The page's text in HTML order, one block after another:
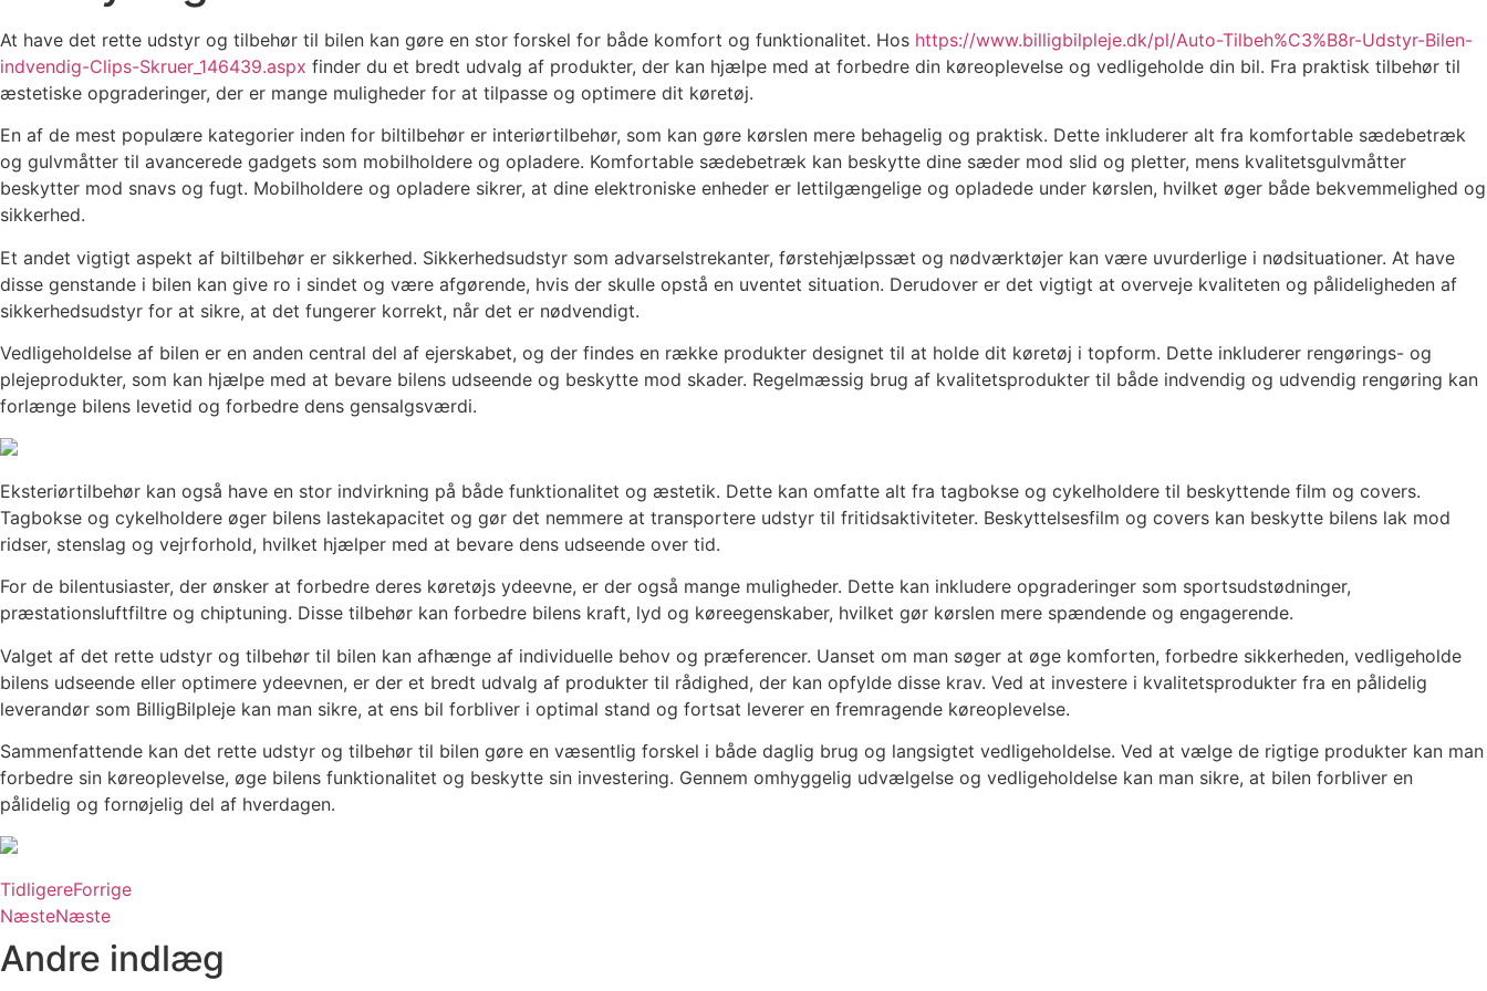
At have det rette udstyr og tilbehør til bilen kan gøre en stor forskel for både komfort og funktionalitet. Hos https://www.billigbilpleje.dk/pl/Auto-Tilbeh%C3%B8r-Udstyr-Bilen-
indvendig-Clips-Skruer_146439.aspx finder du et bredt udvalg af produkter, der kan hjælpe med at forbedre din køreoplevelse og vedligeholde din bil. Fra praktisk tilbehør til
æstetiske opgraderinger, der er mange muligheder for at tilpasse og optimere dit køretøj.
En af de mest populære kategorier inden for biltilbehør er interiørtilbehør, som kan gøre kørslen mere behagelig og praktisk. Dette inkluderer alt fra komfortable sædebetræk
og gulvmåtter til avancerede gadgets som mobilholdere og opladere. Komfortable sædebetræk kan beskytte dine sæder mod slid og pletter, mens kvalitetsgulvmåtter
beskytter mod snavs og fugt. Mobilholdere og opladere sikrer, at dine elektroniske enheder er lettilgængelige og opladede under kørslen, hvilket øger både bekvemmelighed og
sikkerhed.
Et andet vigtigt aspekt af biltilbehør er sikkerhed. Sikkerhedsudstyr som advarselstrekanter, førstehjælpssæt og nødværktøjer kan være uvurderlige i nødsituationer. At have
disse genstande i bilen kan give ro i sindet og være afgørende, hvis der skulle opstå en uventet situation. Derudover er det vigtigt at overveje kvaliteten og pålideligheden af
sikkerhedsudstyr for at sikre, at det fungerer korrekt, når det er nødvendigt.
Vedligeholdelse af bilen er en anden central del af ejerskabet, og der findes en række produkter designet til at holde dit køretøj i topform. Dette inkluderer rengørings- og
plejeprodukter, som kan hjælpe med at bevare bilens udseende og beskytte mod skader. Regelmæssig brug af kvalitetsprodukter til både indvendig og udvendig rengøring kan
forlænge bilens levetid og forbedre dens gensalgsværdi.
Eksteriørtilbehør kan også have en stor indvirkning på både funktionalitet og æstetik. Dette kan omfatte alt fra tagbokse og cykelholdere til beskyttende film og covers.
Tagbokse og cykelholdere øger bilens lastekapacitet og gør det nemmere at transportere udstyr til fritidsaktiviteter. Beskyttelsesfilm og covers kan beskytte bilens lak mod
ridser, stenslag og vejrforhold, hvilket hjælper med at bevare dens udseende over tid.
For de bilentusiaster, der ønsker at forbedre deres køretøjs ydeevne, er der også mange muligheder. Dette kan inkludere opgraderinger som sportsudstødninger,
præstationsluftfiltre og chiptuning. Disse tilbehør kan forbedre bilens kraft, lyd og køreegenskaber, hvilket gør kørslen mere spændende og engagerende.
Valget af det rette udstyr og tilbehør til bilen kan afhænge af individuelle behov og præferencer. Uanset om man søger at øge komforten, forbedre sikkerheden, vedligeholde
bilens udseende eller optimere ydeevnen, er der et bredt udvalg af produkter til rådighed, der kan opfylde disse krav. Ved at investere i kvalitetsprodukter fra en pålidelig
leverandør som BilligBilpleje kan man sikre, at ens bil forbliver i optimal stand og fortsat leverer en fremragende køreoplevelse.
Sammenfattende kan det rette udstyr og tilbehør til bilen gøre en væsentlig forskel i både daglig brug og langsigtet vedligeholdelse. Ved at vælge de rigtige produkter kan man
forbedre sin køreoplevelse, øge bilens funktionalitet og beskytte sin investering. Gennem omhyggelig udvælgelse og vedligeholdelse kan man sikre, at bilen forbliver en
pålidelig og fornøjelig del af hverdagen.
TidligereForrige
NæsteNæste
Andre indlæg